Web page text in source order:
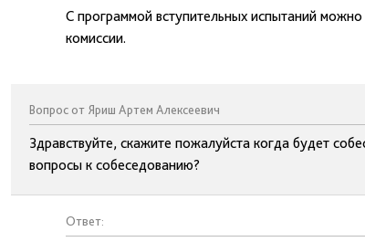
С программой вступительных испытаний
комиссии.
Вопрос от Яриш Артем Алексеевич
Здравствуйте, скажите пожалуйста когда будет
вопросы к собеседованию?
Ответ: